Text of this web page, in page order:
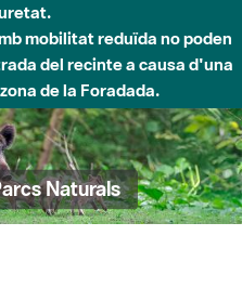
mobilitat reduïda no poden
del recinte a causa d'una
de la Foradada.
Naturals